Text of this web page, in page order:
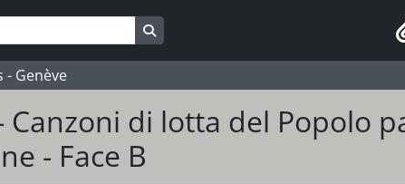
Genève
Canzoni di lotta del Popolo
- Face B